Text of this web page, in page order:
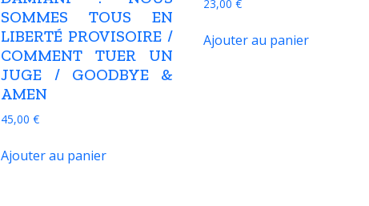
SOMMES TOUS EN
LIBERTÉ PROVISOIRE /
COMMENT TUER UN
JUGE / GOODBYE &
AMEN
45,00€
Ajouter au panier
23,00 €
Ajouter au panier